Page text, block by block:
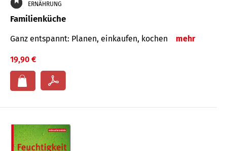
ERNÄHRUNG
Familienküche
Ganz entspannt: Planen, einkaufen, kochen mehr
19,90 €